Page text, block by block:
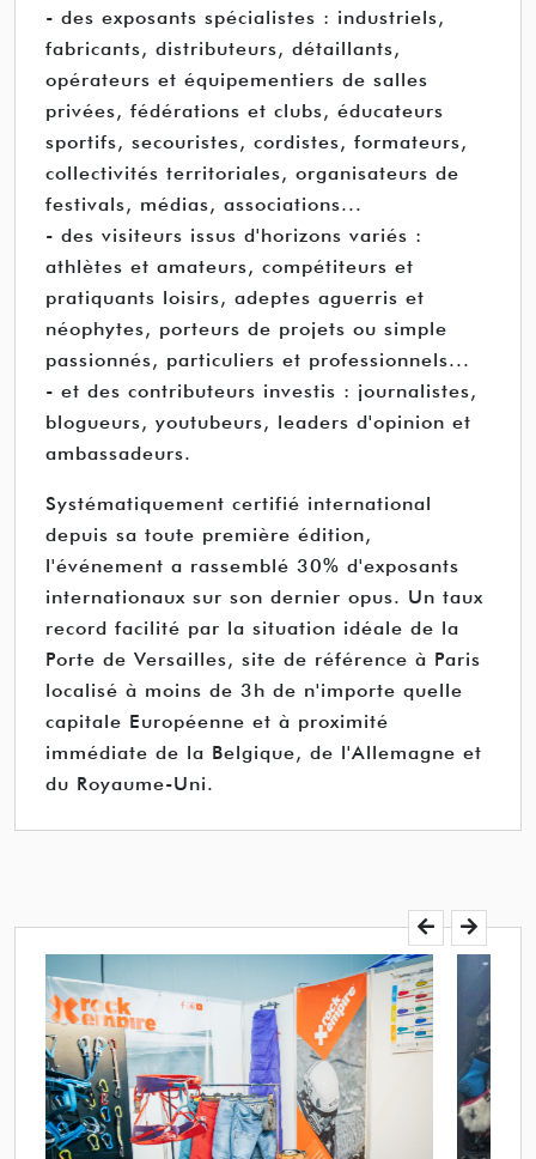
- des exposants spécialistes : industriels,
fabricants, distributeurs, détaillants,
opérateurs et équipementiers de salles
privées, fédérations et clubs, éducateurs
sportifs, secouristes, cordistes, formateurs,
collectivités territoriales, organisateurs de
festivals, médias, associations...
- des visiteurs issus d'horizons variés :
athlètes et amateurs, compétiteurs et
pratiquants loisirs, adeptes aguerris et
néophytes, porteurs de projets ou simple
passionnés, particuliers et professionnels...
- et des contributeurs investis : journalistes,
blogueurs, youtubeurs, leaders d'opinion et
ambassadeurs.
Systématiquement certifié international
depuis sa toute première édition,
l'événement a rassemblé 30% d'exposants
internationaux sur son dernier opus. Un taux
record facilité par la situation idéale de la
Porte de Versailles, site de référence à Paris
localisé à moins de 3h de n'importe quelle
capitale Européenne et à proximité
immédiate de la Belgique, de l'Allemagne et
du Royaume-Uni.